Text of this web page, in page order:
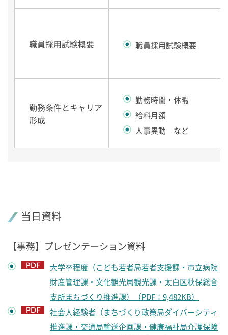
職員採用試験概要 職員採用試験概要
勤務条件とキャリア
形成
勤務時間・休暇
給料月額
人事異動 など
当日資料
【事務】プレゼンテーション資料
大学卒程度（こども若者局若者支援課・市立病院
財産管理課・文化観光局観光課・太白区秋保総合
支所まちづくり推進課）（PDF：9,482KB）
社会人経験者（まちづくり政策局ダイバーシティ
推進課・交通局輸送企画課・健康福祉局介護保険